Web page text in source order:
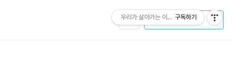
CATEGORY
우리가 살아가는 이야기 - 어텐션
구독하기